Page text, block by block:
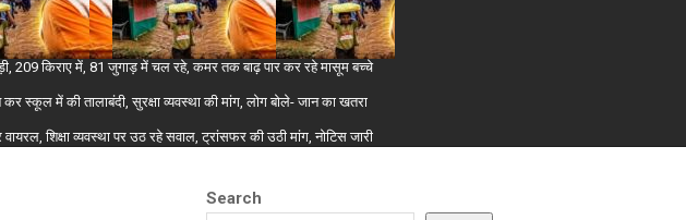
209 किराए में, 81 जुगाड़ में चल रहे, कमर तक बाढ़ पार कर रहे मासूम बच्चे
स्कूल में की तालाबंदी, सुरक्षा व्यवस्था की मांग, लोग बोले- जान का खतरा
शिक्षा व्यवस्था पर उठ रहे सवाल, ट्रांसफर की उठी मांग, नोटिस जारी
Search